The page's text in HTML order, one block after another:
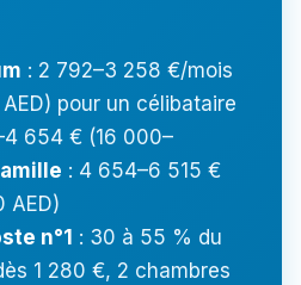
: 2 792–3 258 €/mois
pour un célibataire
654 € (16 000–
: 4 654–6 515 €
AED)
n°1 : 30 à 55 % du
1 280 €, 2 chambres